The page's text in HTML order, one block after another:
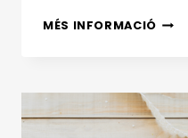
MÉS INFORMACIÓ
DE